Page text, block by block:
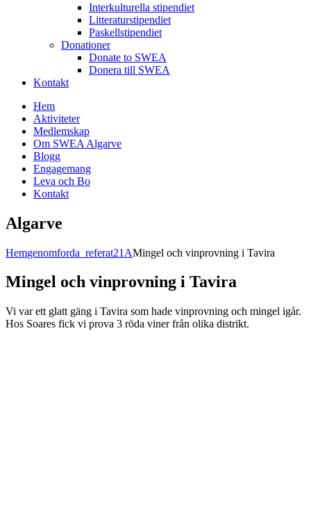
Interkulturella stipendiet
Litteraturstipendiet
Paskellstipendiet
Donationer
Donate to SWEA
Donera till SWEA
Kontakt
Hem
Aktiviteter
Medlemskap
Om SWEA Algarve
Blogg
Engagemang
Leva och Bo
Kontakt
Algarve
Hemgenomforda_referat21AMingel och vinprovning i Tavira
Mingel och vinprovning i Tavira
Vi var ett glatt gäng i Tavira som hade vinprovning och mingel igår.
Hos Soares fick vi prova 3 röda viner från olika distrikt.